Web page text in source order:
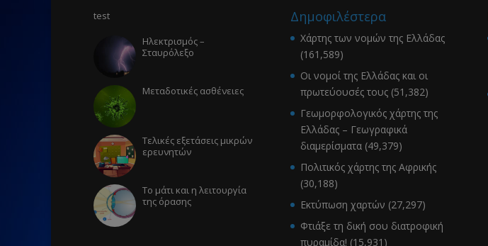
test
Ηλεκτρισμός –
Σταυρόλεξο
Μεταδοτικές ασθένειες
Τελικές εξετάσεις μικρών
ερευνητών
Το μάτι και η λειτουργία
της όρασης
Δημοφιλέστερα
Χάρτης των νομών της Ελλάδας
(161,589)
Οι νομοί της Ελλάδας και οι
πρωτεύουσές τους (51,382)
Γεωμορφολογικός χάρτης της
Ελλάδας – Γεωγραφικά
διαμερίσματα (49,379)
Πολιτικός χάρτης της Αφρικής
(30,188)
Εκτύπωση χαρτών (27,297)
Φτιάξε τη δική σου διατροφική
πυραμίδα! (15,931)